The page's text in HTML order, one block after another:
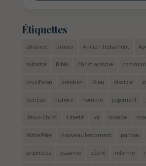
Étiquettes
alliance amour Ancien Testament
autorité Bible Christianisme
crucifixion création Dieu disciple
Genèse histoire homme jugement
Jésus-Christ Liberté loi monde
Notre Père nouveau testament pardon
prophetes psaume péché reforme